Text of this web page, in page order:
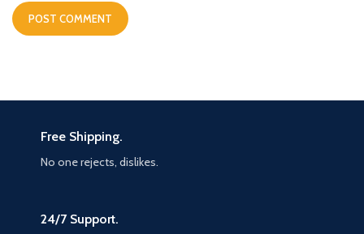
Free Shipping.
No one rejects, dislikes.
24/7 Support.